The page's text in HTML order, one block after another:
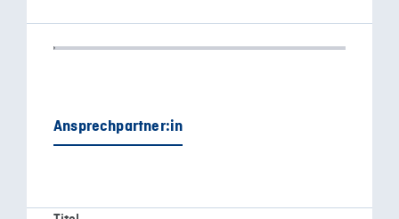
Ansprechpartner:in